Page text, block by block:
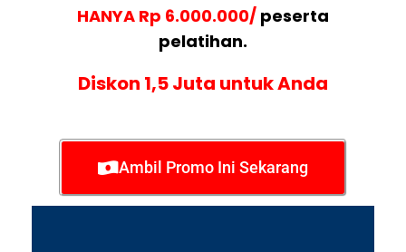
HANYA Rp 6.000.000/ peserta
pelatihan.
Diskon 1,5 Juta untuk Anda
Ambil Promo Ini Sekarang